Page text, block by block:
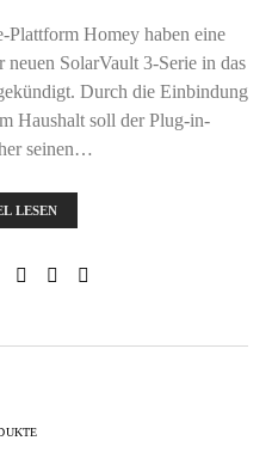
Plattform Homey haben eine
neuen SolarVault 3-Serie in das
Durch die Einbindung
Haushalt soll der Plug-in-
seinen…
LESEN